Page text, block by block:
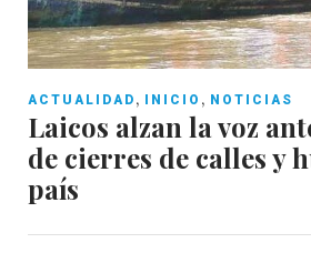
ACTUALIDAD , INICIO , NOTICIAS
Laicos alzan la voz
de cierres de calles y
país